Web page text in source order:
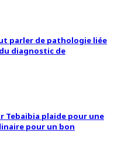
parler de pathologie liée
diagnostic de
Tebaibia plaide pour une
pour un bon